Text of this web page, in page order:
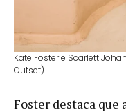
Kate Foster e Scarlett
Outset)
Foster destaca que